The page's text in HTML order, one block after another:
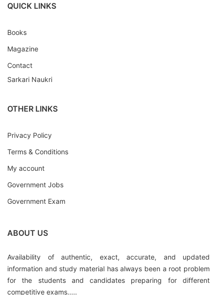
QUICK LINKS
Books
Magazine
Contact
Sarkari Naukri
OTHER LINKS
Privacy Policy
Terms & Conditions
My account
Government Jobs
Government Exam
ABOUT US
Availability of authentic, exact, accurate, and updated
information and study material has always been a root problem
for the students and candidates preparing for different
competitive exams.....